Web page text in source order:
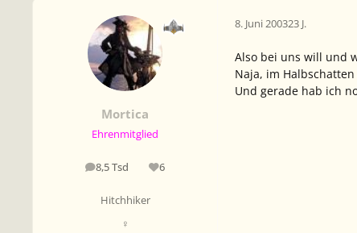
Mortica
Ehrenmitglied
8,5 Tsd
Beiträge 6
Reputation
Hitchhiker
♀
8. Juni 200323 J.
Also bei uns will und
Naja, im
Und gerade hab ich